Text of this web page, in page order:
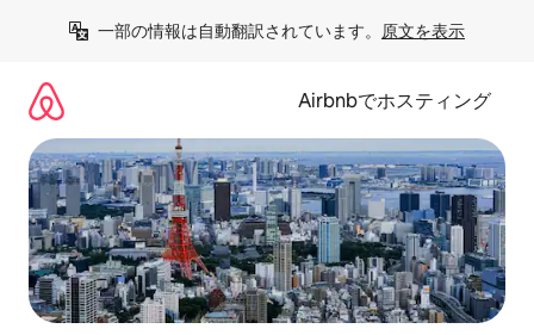
一部の情報は自動翻訳されています。 原文を表示
Airbnbでホスティング